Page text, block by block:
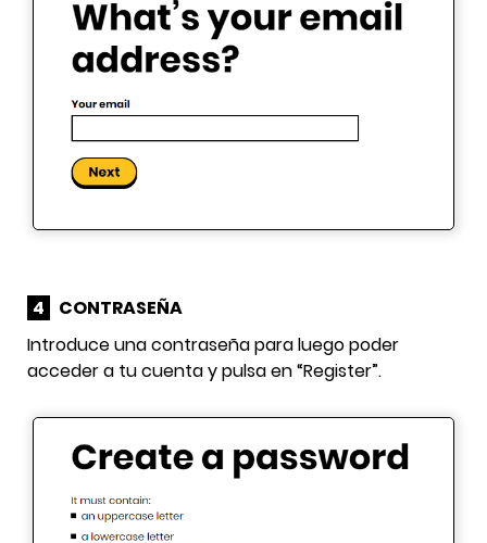
4
CONTRASEÑA
Introduce una contraseña para luego poder
acceder a tu cuenta y pulsa en “Register”.